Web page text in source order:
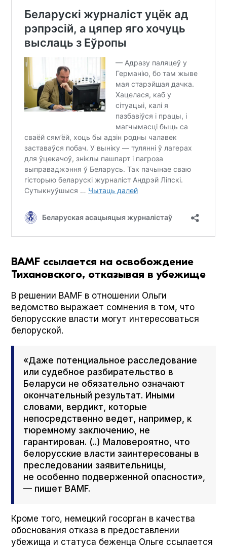
BAMF ссылается на освобождение
Тихановского, отказывая в убежище
В решении BAMF в отношении Ольги
ведомство выражает сомнения в том, что
белорусские власти могут интересоваться
белоруской.
«Даже потенциальное расследование
или судебное разбирательство в
Беларуси не обязательно означают
окончательный результат. Иными
словами, вердикт, которые
непосредственно ведет, например, к
тюремному заключению, не
гарантирован. (..) Маловероятно, что
белорусские власти заинтересованы в
преследовании заявительницы,
не особенно подверженной опасности»,
— пишет BAMF.
Кроме того, немецкий госорган в качества
обоснования отказа в предоставлении
убежища и статуса беженца Ольге ссылается